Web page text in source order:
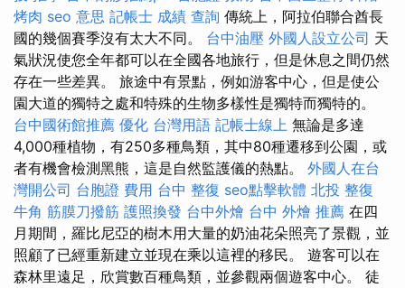
烤肉 seo 意思 記帳士 成績 查詢 傳統上，阿拉伯聯合酋長
國的幾個賽季沒有太大不同。 台中油壓 外國人設立公司 天
氣狀況使您全年都可以在全國各地旅行，但是休息之間仍然
存在一些差異。 旅途中有景點，例如游客中心，但是使公
園大道的獨特之處和特殊的生物多樣性是獨特而獨特的。
台中國術館推薦 優化 台灣用語 記帳士線上 無論是多達
4,000種植物，有250多種鳥類，其中80種遷移到公園，或
者有機會檢測黑熊，這是自然監護儀的熱點。 外國人在台
灣開公司 台胞證 費用 台中 整復 seo點擊軟體 北投 整復
牛角 筋膜刀撥筋 護照換發 台中外燴 台中 外燴 推薦 在四
月期間，羅比尼亞的樹木用大量的奶油花朵照亮了景觀，並
照顧了已經重新建立並現在乘以這裡的移民。 遊客可以在
森林里遠足，欣賞數百種鳥類，並參觀兩個遊客中心。 徒